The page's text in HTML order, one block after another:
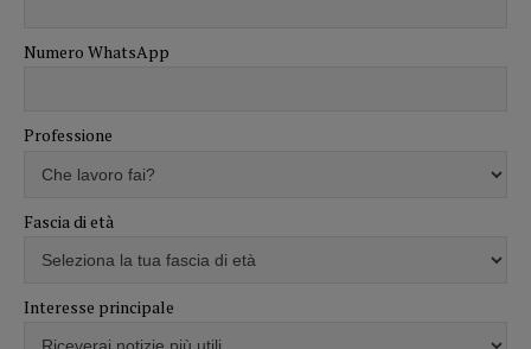
Numero WhatsApp
Professione
Fascia di età
Interesse principale